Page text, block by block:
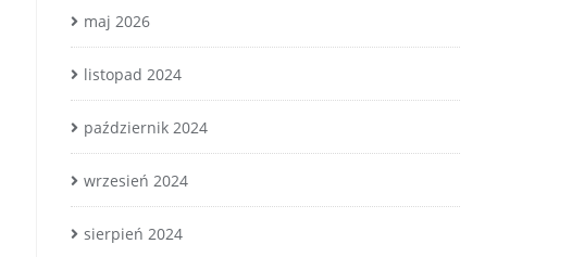
maj 2026
listopad 2024
październik 2024
wrzesień 2024
sierpień 2024